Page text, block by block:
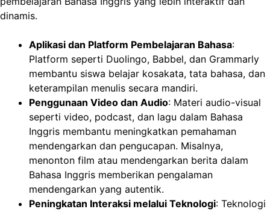
dinamis.
Aplikasi dan Platform Pembelajaran Bahasa:
Platform seperti Duolingo, Babbel, dan Grammarly
membantu siswa belajar kosakata, tata bahasa, dan
keterampilan menulis secara mandiri.
Penggunaan Video dan Audio: Materi audio-visual
seperti video, podcast, dan lagu dalam Bahasa
Inggris membantu meningkatkan pemahaman
mendengarkan dan pengucapan. Misalnya,
menonton film atau mendengarkan berita dalam
Bahasa Inggris memberikan pengalaman
mendengarkan yang autentik.
Peningkatan Interaksi melalui Teknologi: Teknologi